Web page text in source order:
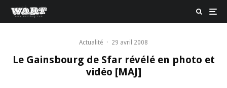
Actualité · 29 avril 2008
Le Gainsbourg de Sfar révélé en photo et
vidéo [MAJ]